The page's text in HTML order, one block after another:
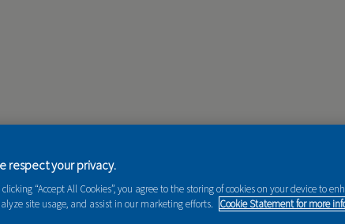
respect your privacy.
clicking “Accept All Cookies”, you agree to the storing of cookies on your device to
site usage, and assist in our marketing efforts. Cookie Statement for more